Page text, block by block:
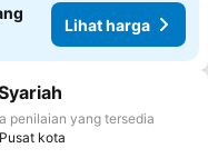
Lihat harga
ke favorit
penilaian yang tersedia
kota